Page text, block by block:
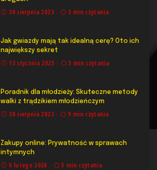
30 sierpnia 2023 3 min czytania
Jak gwiazdy mają tak idealną cerę? Oto ich
największy sekret
13 stycznia 2025 5 min czytania
Poradnik dla młodzieży: Skuteczne metody
walki z trądzikiem młodzieńczym
30 sierpnia 2023 9 min czytania
Zakupy online: Prywatność w sprawach
intymnych
6 lutego 2026 5 min czytania